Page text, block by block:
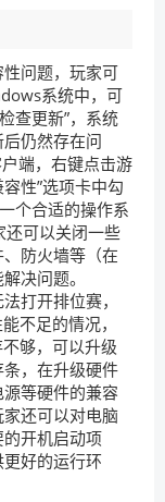
问题，玩家可
系统中，可
查更新”，系统
仍然存在问
端，右键点击游
性”选项卡中勾
个合适的操作系
可以关闭一些
防火墙等（在
决问题。
打开排位赛，
不足的情况，
够，可以升级
，在升级硬件
等硬件的兼容
还可以对电脑
开机启动项
好的运行环